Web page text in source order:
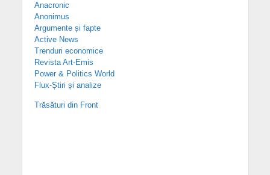
Anacronic
Anonimus
Argumente și fapte
Active News
Trenduri economice
Revista Art-Emis
Power & Politics World
Flux-Știri și analize
Trăsături din Front